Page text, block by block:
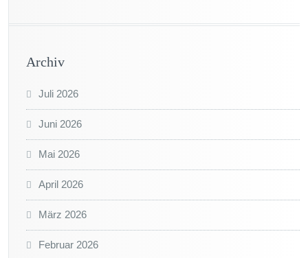
Archiv
Juli 2026
Juni 2026
Mai 2026
April 2026
März 2026
Februar 2026